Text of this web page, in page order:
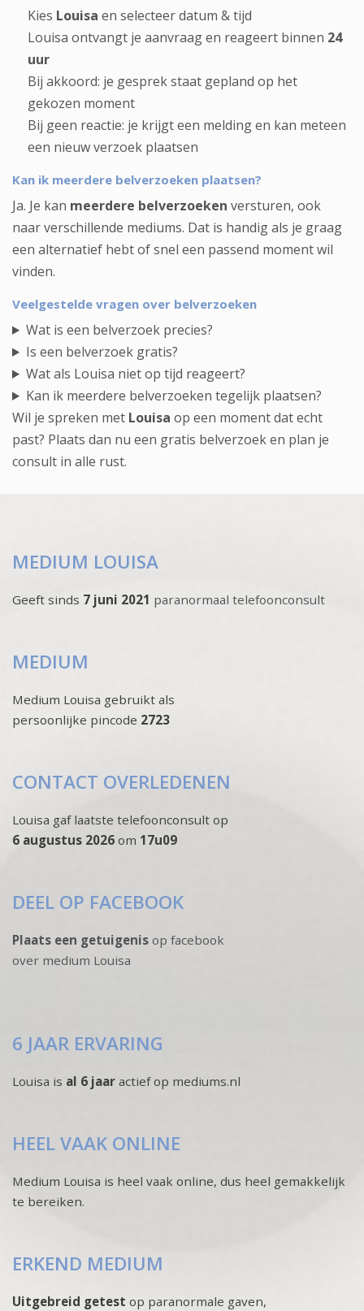
Kies Louisa en selecteer datum & tijd
Louisa ontvangt je aanvraag en reageert binnen 24
uur
Bij akkoord: je gesprek staat gepland op het
gekozen moment
Bij geen reactie: je krijgt een melding en kan meteen
een nieuw verzoek plaatsen
Kan ik meerdere belverzoeken plaatsen?
Ja. Je kan meerdere belverzoeken versturen, ook
naar verschillende mediums. Dat is handig als je graag
een alternatief hebt of snel een passend moment wil
vinden.
Veelgestelde vragen over belverzoeken
Wat is een belverzoek precies?
Is een belverzoek gratis?
Wat als Louisa niet op tijd reageert?
Kan ik meerdere belverzoeken tegelijk plaatsen?
Wil je spreken met Louisa op een moment dat echt
past? Plaats dan nu een gratis belverzoek en plan je
consult in alle rust.
MEDIUM LOUISA
Geeft sinds 7 juni 2021 paranormaal telefoonconsult
MEDIUM
Medium Louisa gebruikt als
persoonlijke pincode 2723
CONTACT OVERLEDENEN
Louisa gaf laatste telefoonconsult op
6 augustus 2026 om 17u09
DEEL OP FACEBOOK
Plaats een getuigenis op facebook
over medium Louisa
6 JAAR ERVARING
Louisa is al 6 jaar actief op mediums.nl
HEEL VAAK ONLINE
Medium Louisa is heel vaak online, dus heel gemakkelijk
te bereiken.
ERKEND MEDIUM
Uitgebreid getest op paranormale gaven,